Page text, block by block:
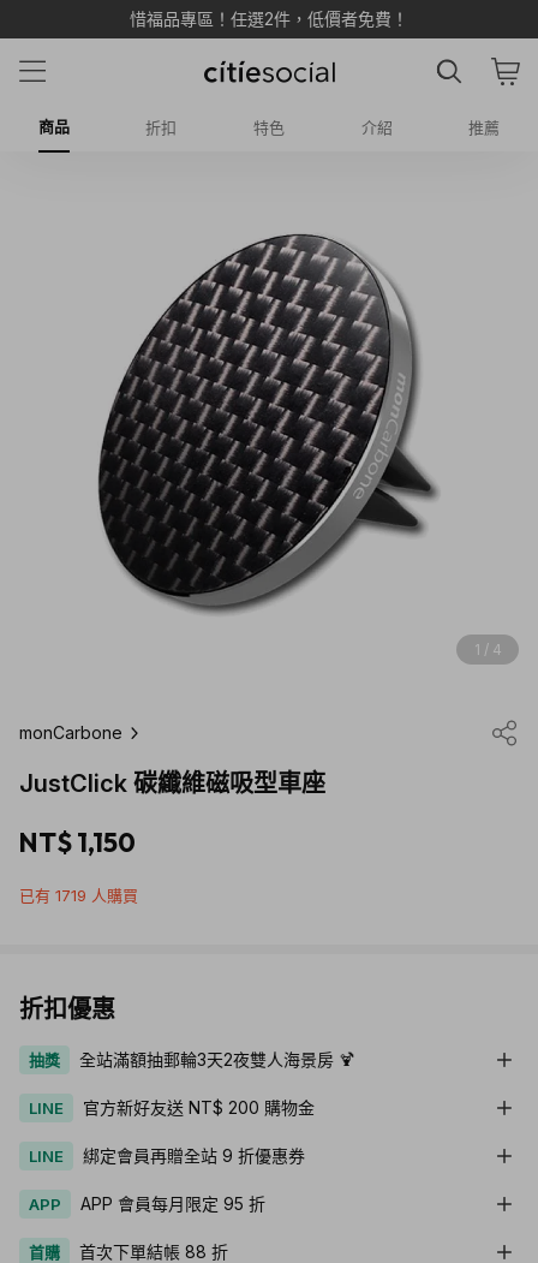
惜福品專區！任選2件，低價者免費！
商品 折扣 特色 介紹 推薦
1 / 4
monCarbone
JustClick 碳纖維磁吸型車座
NT$ 1,150
已有 1719 人購買
折扣優惠
抽獎 全站滿額抽郵輪3天2夜雙人海景房 🍹
LINE 官方新好友送 NT$ 200 購物金
LINE 綁定會員再贈全站 9 折優惠券
APP APP 會員每月限定 95 折
首購 首次下單結帳 88 折